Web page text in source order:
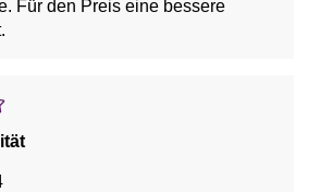
Für den Preis eine bessere